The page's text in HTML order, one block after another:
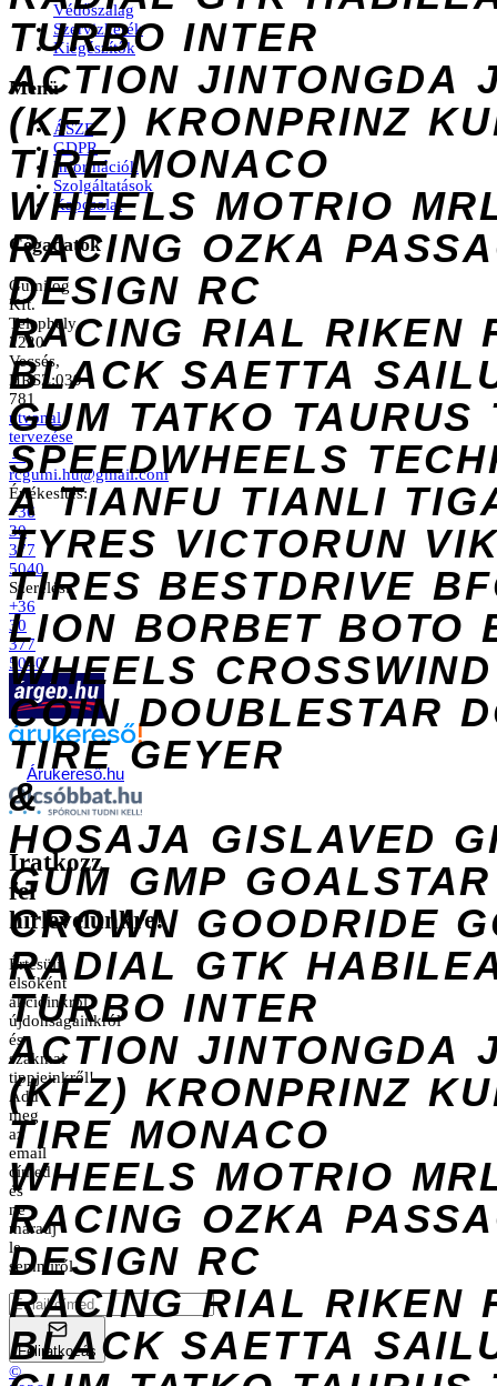
TURBO INTER
ACTION JINTONGDA
(KFZ) KRONPRINZ
TIRE MONACO
WHEELS MOTRIO
RACING OZKA
DESIGN RC
RACING RIAL RIKEN
BLACK SAETTA
GUM TATKO TAURUS
SPEEDWHEELS
A TIANFU TIANLI
TYRES VICTORUN
TIRES BESTDRIVE
LION BORBET BOTO
WHEELS CROSSWIND
COIN DOUBLESTAR
TIRE GEYER
&
HOSAJA GISLAVED
GUM GMP GOALSTAR
CROWN GOODRIDE
RADIAL GTK
TURBO INTER
ACTION JINTONGDA
(KFZ) KRONPRINZ
TIRE MONACO
WHEELS MOTRIO
RACING OZKA
DESIGN RC
RACING RIAL RIKEN
BLACK SAETTA
Védőszalag
Szervizkerék
Kiegészítők
Menü
ÁSZF
GDPR
Információk
Szolgáltatások
Kapcsolat
Cégadatok
Gumilog
Kft.
Telephely
2220
Vecsés,
HRSZ:039
781
útvonal
tervezése
→
rcgumi.hu@gmail.com
Értékesítés:
+36
30
377
5040
Szerelés:
+36
30
377
5040
Árukereső.hu
Iratkozz
fel
hírlevelünkre!
Értesülj
elsőként
akcióinkról,
újdonságainkról
és
szakmai
tippjeinkről!
Add
meg
az
email
címed
és
ne
maradj
le
semmiről.
Feliratkozás
©